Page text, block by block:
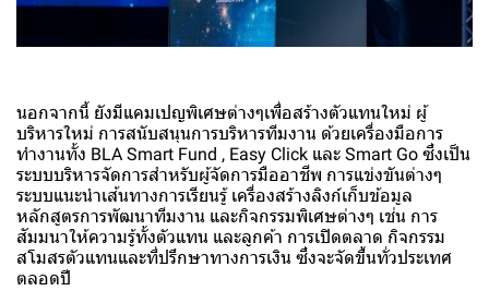
นอกจากนี้ ยังมีแคมเปญพิเศษต่างๆเพื่อสร้างตัวแทนใหม่ ผู้
บริหารใหม่ การสนับสนุนการบริหารทีมงาน ด้วยเครื่องมือการ
ทำงานทั้ง BLA Smart Fund , Easy Click และ Smart Go ซึ่งเป็น
ระบบบริหารจัดการสำหรับผู้จัดการมืออาชีพ การแข่งขันต่างๆ
ระบบแนะนำเส้นทางการเรียนรู้ เครื่องสร้างลิงก์เก็บข้อมูล
หลักสูตรการพัฒนาทีมงาน และกิจกรรมพิเศษต่างๆ เช่น การ
สัมมนาให้ความรู้ทั้งตัวแทน และลูกค้า การเปิดตลาด กิจกรรม
สโมสรตัวแทนและที่ปรึกษาทางการเงิน ซึ่งจะจัดขึ้นทั่วประเทศ
ตลอดปี